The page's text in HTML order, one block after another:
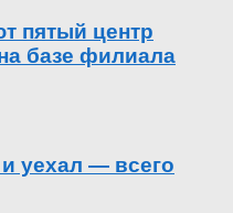
пятый центр
базе филиала
уехал — всего